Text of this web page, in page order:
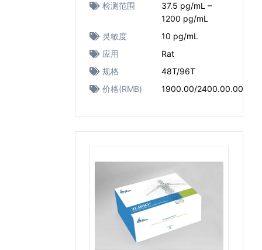
检测范围
37.5 pg/mL –
1200 pg/mL
灵敏度
10 pg/mL
应用
Rat
规格
48T/96T
价格(RMB)
1900.00/2400.00.00